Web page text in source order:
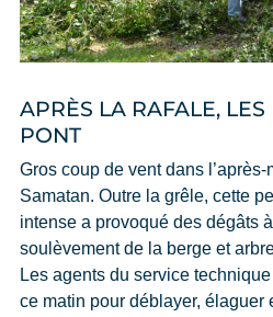
APRÈS LA RAFALE,
PONT
Gros coup de vent dans
Samatan. Outre la grêle, cette
intense a provoqué des dégâts
soulèvement de la berge et
Les agents du service
ce matin pour déblayer, élaguer